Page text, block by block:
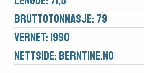
Brutto­tonnasje: 79
Vernet: 1990
Nettside: berntine.no